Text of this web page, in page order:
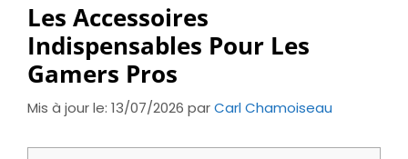
Les Accessoires
Indispensables Pour Les
Gamers Pros
Mis à jour le: 13/07/2026 parCarl Chamoiseau